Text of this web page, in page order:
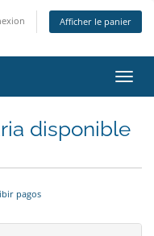
Afficher le panier
la
disponible
pagos